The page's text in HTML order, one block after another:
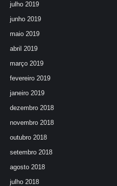
julho 2019
junho 2019
maio 2019
abril 2019
março 2019
fevereiro 2019
janeiro 2019
dezembro 2018
novembro 2018
outubro 2018
setembro 2018
agosto 2018
julho 2018